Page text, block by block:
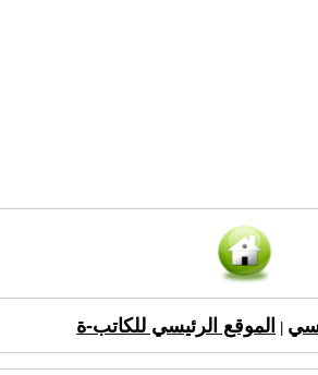
الموقع الرئيسي للكاتب-ة